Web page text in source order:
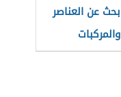
بحث عن العناصر
والمركبات